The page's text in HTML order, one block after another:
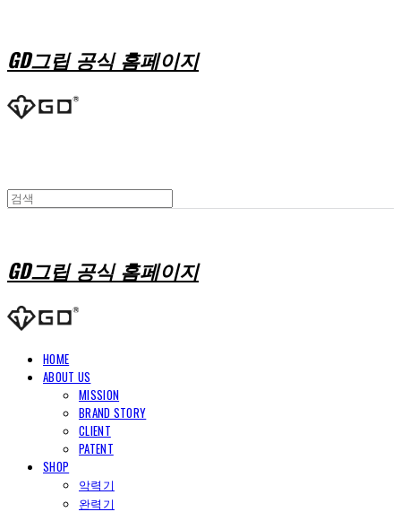
GD그립 공식 홈페이지
GD그립 공식 홈페이지
HOME
ABOUT US
MISSION
BRAND STORY
CLIENT
PATENT
SHOP
악력기
완력기